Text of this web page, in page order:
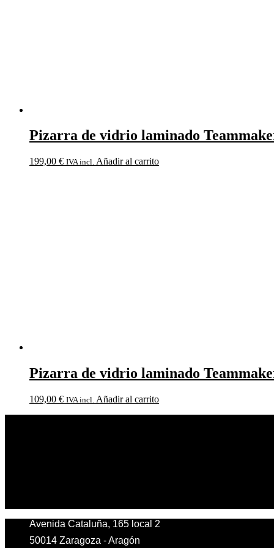
Pizarra de vidrio laminado
199,00 € IVA incl. Añadir al carrito
Pizarra de vidrio laminado
109,00 € IVA incl. Añadir al carrito
Avenida Cataluña, 165 local 2
50014 Zaragoza - Aragón